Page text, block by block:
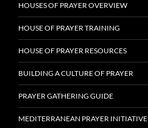
HOUSES OF PRAYER OVERVIEW
HOUSE OF PRAYER TRAINING
HOUSE OF PRAYER RESOURCES
BUILDING A CULTURE OF PRAYER
PRAYER GATHERING GUIDE
MEDITERRANEAN PRAYER INITIATIVE